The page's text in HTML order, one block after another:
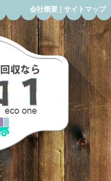
会社概要 | サイトマップ